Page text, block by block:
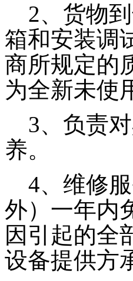
2、货物到
箱和安装调
商所规定的
为全新未使
3、负责对
养。
4、维修服
外）一年内
因引起的全
设备提供方